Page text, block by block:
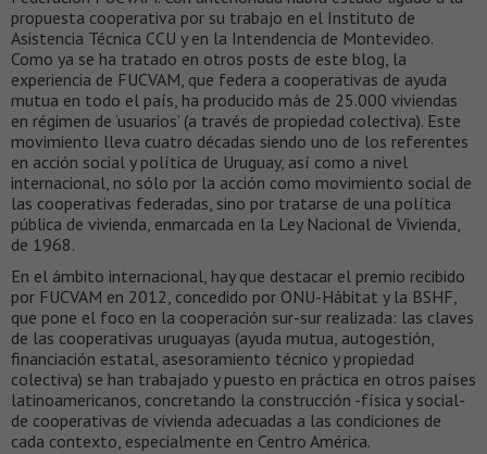
propuesta cooperativa por su trabajo en el Instituto de
Asistencia Técnica CCU y en la Intendencia de Montevideo.
Como ya se ha tratado en otros posts de este blog, la
experiencia de FUCVAM, que federa a cooperativas de ayuda
mutua en todo el país, ha producido más de 25.000 viviendas
en régimen de ‘usuarios’ (a través de propiedad colectiva). Este
movimiento lleva cuatro décadas siendo uno de los referentes
en acción social y política de Uruguay, así como a nivel
internacional, no sólo por la acción como movimiento social de
las cooperativas federadas, sino por tratarse de una política
pública de vivienda, enmarcada en la Ley Nacional de Vivienda,
de 1968.
En el ámbito internacional, hay que destacar el premio recibido
por FUCVAM en 2012, concedido por ONU-Hábitat y la BSHF,
que pone el foco en la cooperación sur-sur realizada: las claves
de las cooperativas uruguayas (ayuda mutua, autogestión,
financiación estatal, asesoramiento técnico y propiedad
colectiva) se han trabajado y puesto en práctica en otros países
latinoamericanos, concretando la construcción -física y social-
de cooperativas de vivienda adecuadas a las condiciones de
cada contexto, especialmente en Centro América.